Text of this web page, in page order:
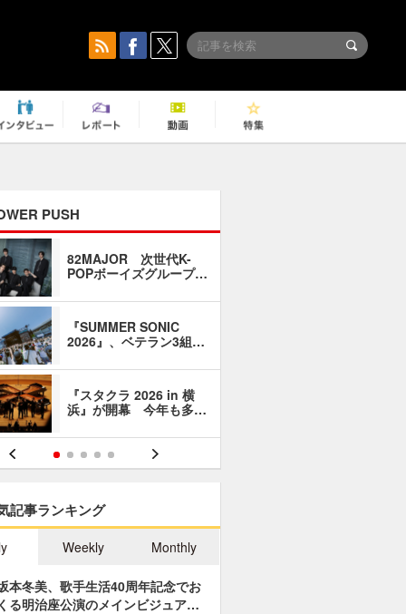
PUSH
82MAJOR 次世代K-
POPボーイズグループ…
『SUMMER SONIC
2026』、ベテラン3組…
『スタクラ 2026 in 横
浜』が開幕 今年も多…
記事ランキング
Weekly Monthly
本冬美、歌手生活40周年記念でお
くる明治座公演のメインビジュア…